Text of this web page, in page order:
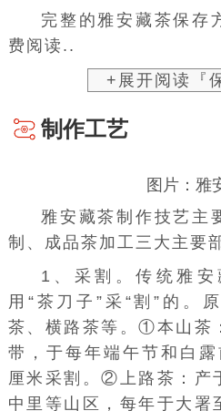
完整的雅安藏茶保存
费阅读..
+展开阅读『
制作工艺